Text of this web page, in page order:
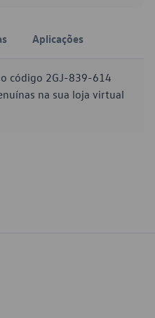
Aplicações
código 2GJ-839-614
na sua loja virtual